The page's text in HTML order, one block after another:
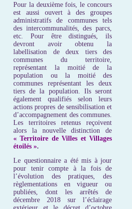
Pour la deuxième fois, le concours
est aussi ouvert à des groupes
administratifs de communes tels
des intercommunalités, des parcs,
etc. Pour être distingués, ils
devront avoir obtenu la
labellisation de deux tiers des
communes du territoire,
représentant la moitié de la
population ou la moitié des
communes représentant les deux
tiers de la population. Ils seront
également qualifiés selon leurs
actions propres de sensibilisation et
d’accompagnement des communes.
Les territoires retenus reçoivent
alors la nouvelle distinction de
« Territoire de Villes et Villages
étoilés ».
Le questionnaire a été mis à jour
pour tenir compte à la fois de
l’évolution des pratiques, des
règlementations en vigueur ou
publiées, dont les arrêtés de
décembre 2018 sur l’éclairage